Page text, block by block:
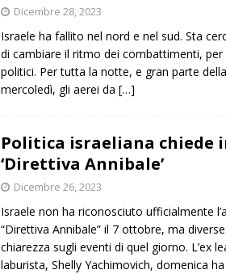
Dicembre 28, 2023
Israele ha fallito nel nord e nel sud. Sta
di cambiare il ritmo dei combattimenti,
politici. Per tutta la notte, e gran parte
mercoledì, gli aerei da […]
Politica israeliana chiede
‘Direttiva Annibale’
Dicembre 26, 2023
Israele non ha riconosciuto ufficialmente
“Direttiva Annibale” il 7 ottobre, ma
chiarezza sugli eventi di quel giorno. L’ex
laburista, Shelly Yachimovich, domenica